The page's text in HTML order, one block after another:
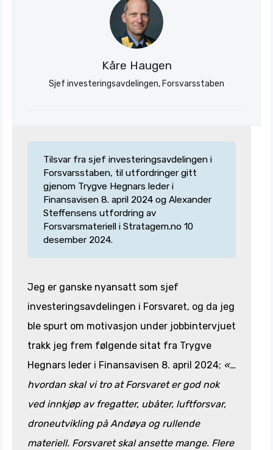
Kåre Haugen
Sjef investeringsavdelingen, Forsvarsstaben
Tilsvar fra sjef investeringsavdelingen i
Forsvarsstaben, til utfordringer gitt
gjenom Trygve Hegnars leder i
Finansavisen 8. april 2024 og Alexander
Steffensens utfordring av
Forsvarsmateriell i Stratagem.no 10
desember 2024.
Jeg er ganske nyansatt som sjef
investeringsavdelingen i Forsvaret, og da jeg
ble spurt om motivasjon under jobbintervjuet
trakk jeg frem følgende sitat fra Trygve
Hegnars leder i Finansavisen 8. april 2024; «…
hvordan skal vi tro at Forsvaret er god nok
ved innkjøp av fregatter, ubåter, luftforsvar,
droneutvikling på Andøya og rullende
materiell. Forsvaret skal ansette mange. Flere